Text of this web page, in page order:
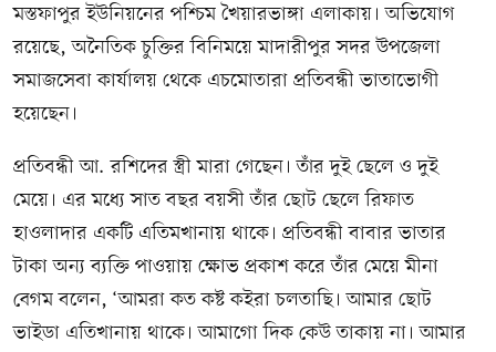
মস্তফাপুর ইউনিয়নের পশ্চিম খৈয়ারভাঙ্গা এলাকায়। অভিযোগ
রয়েছে, অনৈতিক চুক্তির বিনিময়ে মাদারীপুর সদর উপজেলা
সমাজসেবা কার্যালয় থেকে এচমোতারা প্রতিবন্ধী ভাতাভোগী
হয়েছেন।
প্রতিবন্ধী আ. রশিদের স্ত্রী মারা গেছেন। তাঁর দুই ছেলে ও দুই
মেয়ে। এর মধ্যে সাত বছর বয়সী তাঁর ছোট ছেলে রিফাত
হাওলাদার একটি এতিমখানায় থাকে। প্রতিবন্ধী বাবার ভাতার
টাকা অন্য ব্যক্তি পাওয়ায় ক্ষোভ প্রকাশ করে তাঁর মেয়ে মীনা
বেগম বলেন, ‘আমরা কত কষ্ট কইরা চলতাছি। আমার ছোট
ভাইডা এতিখানায় থাকে। আমাগো দিক কেউ তাকায় না। আমার